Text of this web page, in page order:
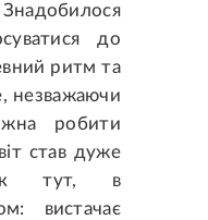
до
ритм та
незважаючи
робити
став дуже
як тут, в
вистачає